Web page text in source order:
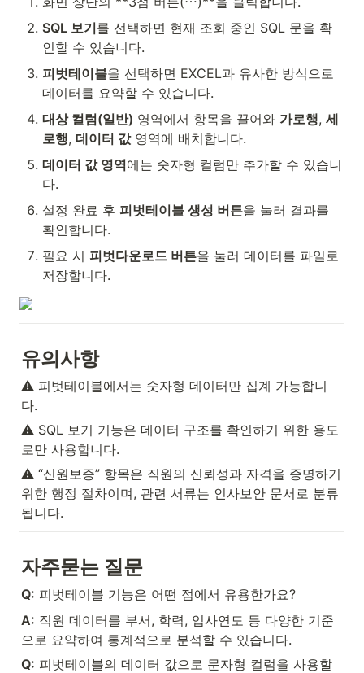
SQL 보기를 선택하면 현재 조회 중인 SQL 문을 확
인할 수 있습니다.
피벗테이블을 선택하면 EXCEL과 유사한 방식으로
데이터를 요약할 수 있습니다.
대상 컬럼(일반) 영역에서 항목을 끌어와 가로행, 세
로행, 데이터 값 영역에 배치합니다.
데이터 값 영역에는 숫자형 컬럼만 추가할 수 있습니
다.
설정 완료 후 피벗테이블 생성 버튼을 눌러 결과를
확인합니다.
필요 시 피벗다운로드 버튼을 눌러 데이터를 파일로
저장합니다.
유의사항
⚠️ 피벗테이블에서는 숫자형 데이터만 집계 가능합니
다.
⚠️ SQL 보기 기능은 데이터 구조를 확인하기 위한 용도
로만 사용합니다.
⚠️ “신원보증” 항목은 직원의 신뢰성과 자격을 증명하기
위한 행정 절차이며, 관련 서류는 인사보안 문서로 분류
됩니다.
자주묻는 질문
Q: 피벗테이블 기능은 어떤 점에서 유용한가요?
A: 직원 데이터를 부서, 학력, 입사연도 등 다양한 기준
으로 요약하여 통계적으로 분석할 수 있습니다.
Q: 피벗테이블의 데이터 값으로 문자형 컬럼을 사용할